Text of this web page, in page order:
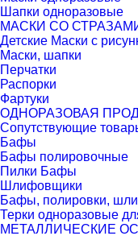
Шапки одноразовые
МАСКИ СО
Детские Маски с
Маски, шапки
Перчатки
Распорки
Фартуки
ОДНОРАЗОВАЯ
Сопутствующие
Бафы
Бафы полировочные
Пилки Бафы
Шлифовщики
Бафы, полировки,
Терки одноразовые
МЕТАЛЛИЧЕСКИЕ